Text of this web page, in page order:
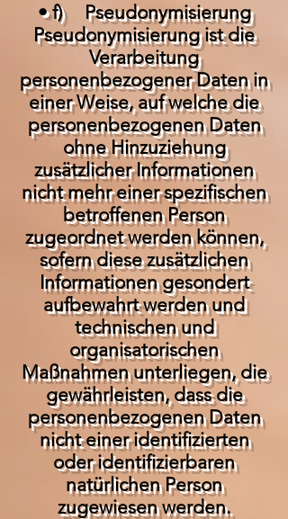
• f) Pseudonymisierung
Pseudonymisierung ist die
Verarbeitung
personenbezogener Daten in
einer Weise, auf welche die
personenbezogenen Daten
ohne Hinzuziehung
zusätzlicher Informationen
nicht mehr einer spezifischen
betroffenen Person
zugeordnet werden können,
sofern diese zusätzlichen
Informationen gesondert
aufbewahrt werden und
technischen und
organisatorischen
Maßnahmen unterliegen, die
gewährleisten, dass die
personenbezogenen Daten
nicht einer identifizierten
oder identifizierbaren
natürlichen Person
zugewiesen werden.